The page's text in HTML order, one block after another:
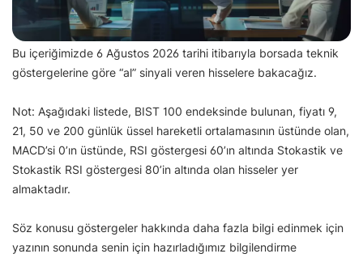
Bu içeriğimizde 6 Ağustos 2026 tarihi itibarıyla borsada teknik
göstergelerine göre “al” sinyali veren hisselere bakacağız.
Not: Aşağıdaki listede, BIST 100 endeksinde bulunan, fiyatı 9,
21, 50 ve 200 günlük üssel hareketli ortalamasının üstünde olan,
MACD’si 0’ın üstünde, RSI göstergesi 60’ın altında Stokastik ve
Stokastik RSI göstergesi 80’in altında olan hisseler yer
almaktadır.
Söz konusu göstergeler hakkında daha fazla bilgi edinmek için
yazının sonunda senin için hazırladığımız bilgilendirme